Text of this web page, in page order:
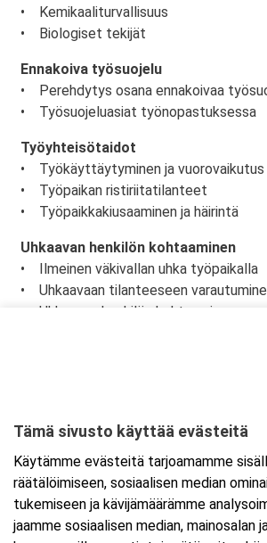
• Kemikaaliturvallisuus
• Biologiset tekijät
Ennakoiva työsuojelu
• Perehdytys osana ennakoivaa
• Työsuojeluasiat työnopastuksessa
Työyhteisötaidot
• Työkäyttäytyminen ja vuorovaikutus
• Työpaikan ristiriitatilanteet
• Työpaikkakiusaaminen ja häirintä
Uhkaavan henkilön kohtaaminen
• Ilmeinen väkivallan uhka työpaikalla
• Uhkaavaan tilanteeseen
• Uhkaavan henkilön kohtaaminen
Ajankohta
Alkaa:27.8.2025 08:30
Päättyy:27.8.2025 16:00
Tämä sivusto käyttää evästeitä
Käytämme evästeitä tarjoamamme
räätälöimiseen, sosiaalisen median
tukemiseen ja kävijämäärämme
jaamme sosiaalisen median, mainosalan